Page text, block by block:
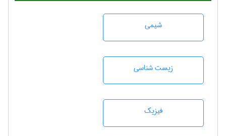
شيمی
زيست شناسی
فیزیک